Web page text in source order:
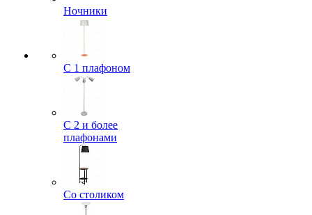
Ночники
С 1 плафоном
С 2 и более
плафонами
Со столиком